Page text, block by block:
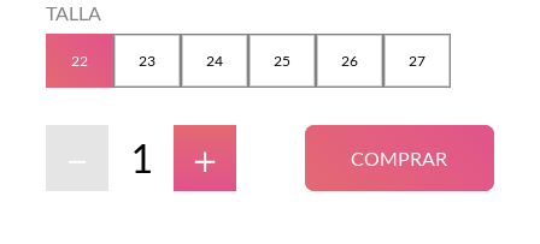
TALLA
22 23 24 25 26 27
＋
－ COMPRAR